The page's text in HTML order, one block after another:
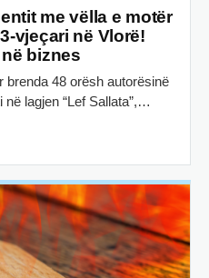
me vëlla e motër
vjeçari në Vlorë!
biznes
brenda 48 orësh autorësinë
lagjen “Lef Sallata”,…